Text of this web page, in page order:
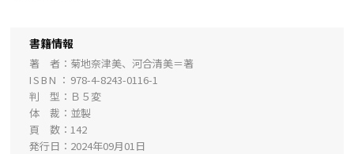
書籍情報
著 者
菊地奈津美、河合清美＝著
ISBN
978-4-8243-0116-1
判 型
Ｂ５変
体 裁
並製
頁 数
142
発行日
2024年09月01日